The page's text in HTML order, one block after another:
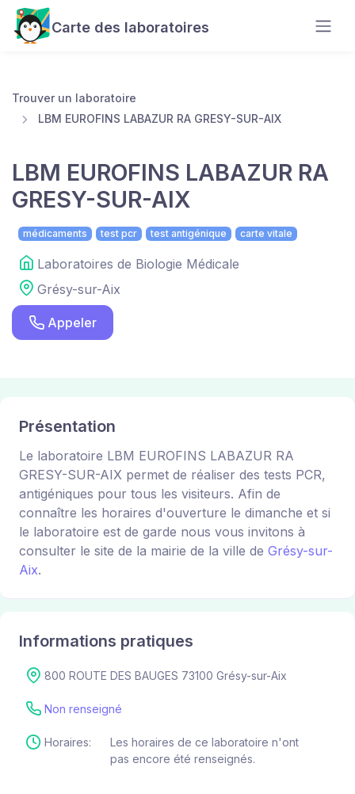
Carte des laboratoires
Trouver un laboratoire
LBM EUROFINS LABAZUR RA GRESY-SUR-AIX
LBM EUROFINS LABAZUR RA
GRESY-SUR-AIX
médicaments test pcr test antigénique carte vitale
Laboratoires de Biologie Médicale
Grésy-sur-Aix
Appeler
Présentation
Le laboratoire LBM EUROFINS LABAZUR RA
GRESY-SUR-AIX permet de réaliser des tests PCR,
antigéniques pour tous les visiteurs. Afin de
connaître les horaires d'ouverture le dimanche et si
le laboratoire est de garde nous vous invitons à
consulter le site de la mairie de la ville de Grésy-sur-
Aix.
Informations pratiques
800 ROUTE DES BAUGES 73100 Grésy-sur-Aix
Non renseigné
Horaires:
Les horaires de ce laboratoire n'ont
pas encore été renseignés.